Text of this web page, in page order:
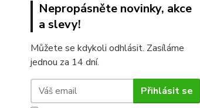
Nepropásněte novinky, akce
a slevy!
Můžete se kdykoli odhlásit. Zasíláme
jednou za 14 dní.
Přihlásit se